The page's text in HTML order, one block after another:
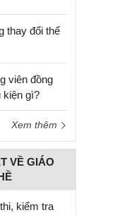
thay đổi thế
viên đồng
kiện gì?
Xem thêm
VỀ GIÁO
kiểm tra